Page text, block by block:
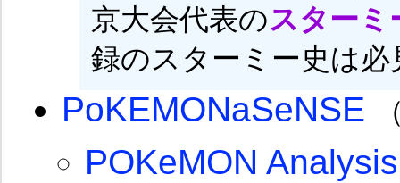
京大会代表のスターミ
録のスターミー史は必
PoKEMONaSeNSE
POKeMON Analysis